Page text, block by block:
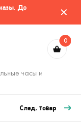
До
0
часы и
След. товар